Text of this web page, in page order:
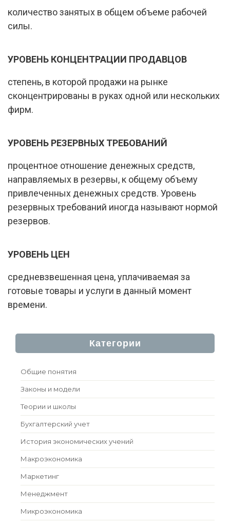
количество занятых в общем объеме рабочей
силы.
УРОВЕНЬ КОНЦЕНТРАЦИИ ПРОДАВЦОВ
степень, в которой продажи на рынке
сконцентрированы в руках одной или нескольких
фирм.
УРОВЕНЬ РЕЗЕРВНЫХ ТРЕБОВАНИЙ
процентное отношение денежных средств,
направляемых в резервы, к общему объему
привлеченных денежных средств. Уровень
резервных требований иногда называют нормой
резервов.
УРОВЕНЬ ЦЕН
средневзвешенная цена, уплачиваемая за
готовые товары и услуги в данный момент
времени.
Категории
Общие понятия
Законы и модели
Теории и школы
Бухгалтерский учет
История экономических учений
Макроэкономика
Маркетинг
Менеджмент
Микроэкономика